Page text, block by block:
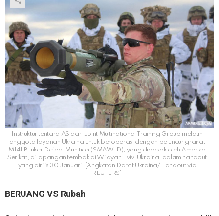
Instruktur tentara AS dari Joint Multinational Training Group melatih
anggota layanan Ukraina untuk beroperasi dengan peluncur granat
M141 Bunker Defeat Munition (SMAW-D), yang dipasok oleh Amerika
Serikat, di lapangan tembak di Wilayah Lviv, Ukraina, dalam handout
yang dirilis 30 Januari. [Angkatan Darat Ukraina/Handout via
REUTERS]
BERUANG VS Rubah